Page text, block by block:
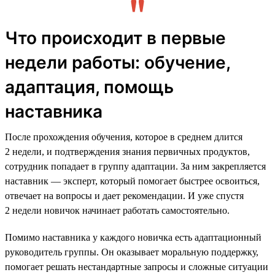
Что происходит в первые
недели работы: обучение,
адаптация, помощь
наставника
После прохождения обучения, которое в среднем длится
2 недели, и подтверждения знания первичных продуктов,
сотрудник попадает в группу адаптации. За ним закрепляется
наставник — эксперт, который помогает быстрее освоиться,
отвечает на вопросы и дает рекомендации. И уже спустя
2 недели новичок начинает работать самостоятельно.
Помимо наставника у каждого новичка есть адаптационный
руководитель группы. Он оказывает моральную поддержку,
помогает решать нестандартные запросы и сложные ситуации